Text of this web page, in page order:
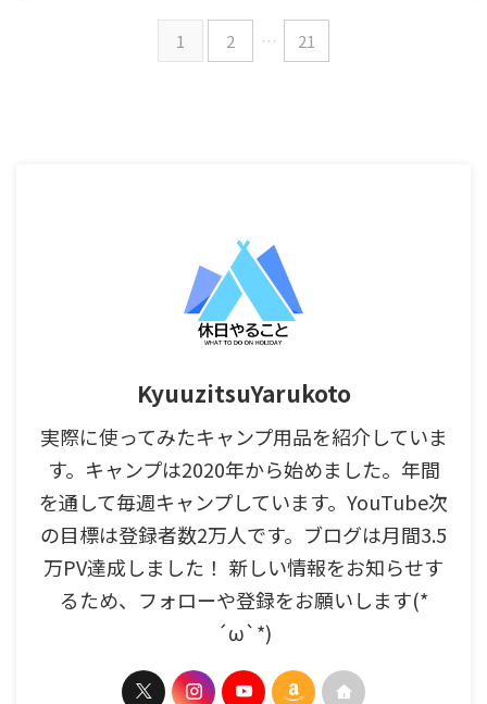
1 2 … 21
KyuuzitsuYarukoto
実際に使ってみたキャンプ用品を紹介していま
す。キャンプは2020年から始めました。年間
を通して毎週キャンプしています。YouTube次
の目標は登録者数2万人です。ブログは月間3.5
万PV達成しました！ 新しい情報をお知らせす
るため、フォローや登録をお願いします(*
´ω`*)